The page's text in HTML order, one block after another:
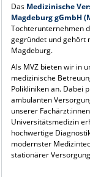
DATENSCHUTZ
Das Medizinische
Magdeburg gGmbH
Tochterunternehmen
gegründet und gehört
Magdeburg.
Als MVZ bieten wir in
medizinische
Polikliniken an. Dabei
ambulanten
unserer
Universitätsmedizin
hochwertige
modernster
stationärer